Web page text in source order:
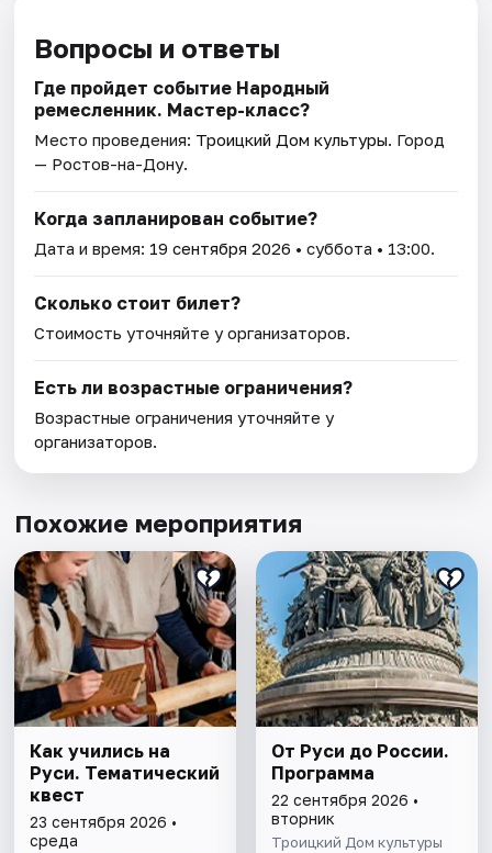
Вопросы и ответы
Где пройдет событие Народный
ремесленник. Мастер-класс?
Место проведения: Троицкий Дом культуры. Город
— Ростов-на-Дону.
Когда запланирован событие?
Дата и время: 19 сентября 2026 • суббота • 13:00.
Сколько стоит билет?
Стоимость уточняйте у организаторов.
Есть ли возрастные ограничения?
Возрастные ограничения уточняйте у
организаторов.
Похожие мероприятия
Как учились на
Руси. Тематический
квест
23 сентября 2026 •
среда
От Руси до России.
Программа
22 сентября 2026 •
вторник
Троицкий Дом культуры